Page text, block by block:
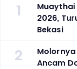
1
Muaythai
2026,
Bekasi
2
Ancam